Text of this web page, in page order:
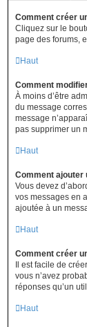
Comment créer
Cliquez sur le
page des forums,
Haut
Comment
À moins d’être
du message
message
pas supprimer un
Haut
Comment ajouter
Vous devez
vos messages en
ajoutée à un
Haut
Comment créer
Il est facile de
vous n’avez
réponses qu’un
Haut